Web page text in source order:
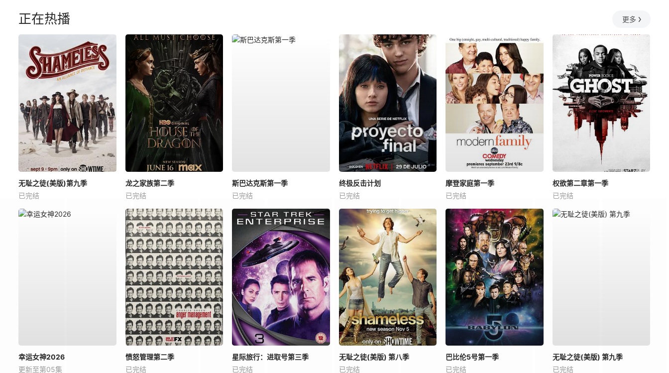
正在热播 更多
无耻之徒(美版)第九季
已完结
龙之家族第二季
已完结
斯巴达克斯第一季
已完结
终极反击计划
已完结
摩登家庭第一季
已完结
权欲第二章第一季
已完结
幸运女神2026
更新至第05集
愤怒管理第二季
已完结
星际旅行：进取号第三季
已完结
无耻之徒(美版) 第八季
已完结
巴比伦5号第一季
已完结
无耻之徒(美版) 第九季
已完结